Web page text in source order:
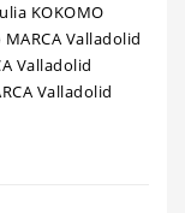
KOKOMO
Valladolid
Valladolid
Valladolid